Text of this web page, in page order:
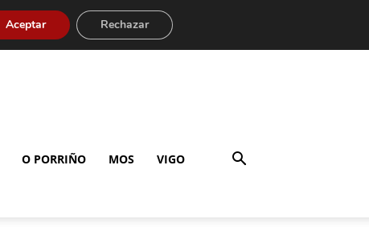
O PORRIÑO MOS VIGO
Aceptar Rechazar